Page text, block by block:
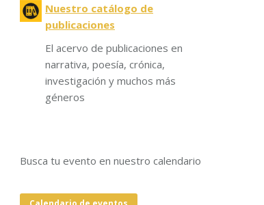
Nuestro catálogo de
publicaciones
El acervo de publicaciones en
narrativa, poesía, crónica,
investigación y muchos más
géneros
Busca tu evento en nuestro calendario